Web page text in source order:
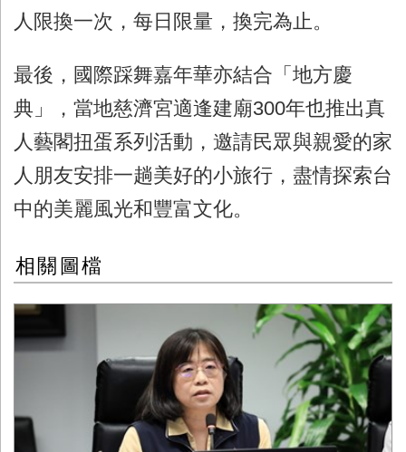
人限換一次，每日限量，換完為止。
最後，國際踩舞嘉年華亦結合「地方慶
典」，當地慈濟宮適逢建廟300年也推出真
人藝閣扭蛋系列活動，邀請民眾與親愛的家
人朋友安排一趟美好的小旅行，盡情探索台
中的美麗風光和豐富文化。
相關圖檔